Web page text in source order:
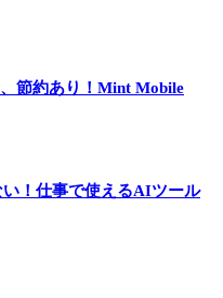
節約あり！Mint Mobile
！仕事で使えるAIツール